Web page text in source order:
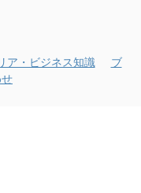
ア・ビジネス知識
ブ